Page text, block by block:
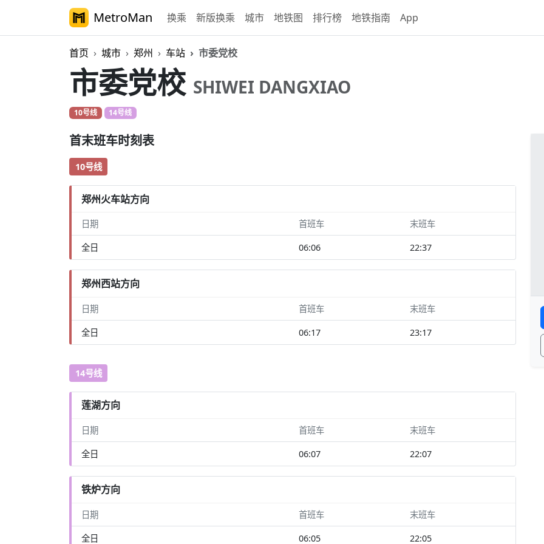
MetroMan 换乘 新版换乘 城市 地铁图 排行榜 地铁指南 App
首页 城市 郑州 车站 市委党校
市委党校 SHIWEI DANGXIAO
10号线 14号线
首末班车时刻表
10号线
郑州火车站方向
日期 首班车 末班车
全日 06:06 22:37
郑州西站方向
日期 首班车 末班车
全日 06:17 23:17
14号线
莲湖方向
日期 首班车 末班车
全日 06:07 22:07
铁炉方向
日期 首班车 末班车
全日 06:05 22:05